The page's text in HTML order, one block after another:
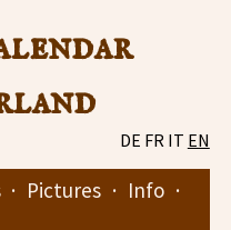
DE FR IT EN
· Pictures · Info ·